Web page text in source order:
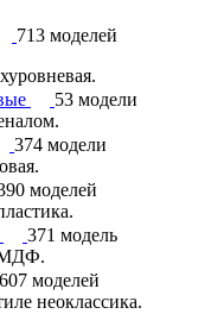
713 моделей
53 модели
374 модели
моделей
371 модель
607 моделей